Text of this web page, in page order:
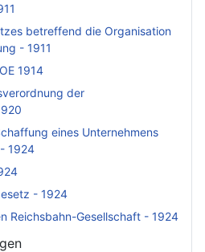
betreffend die Organisation
- 1911
1914
der
eines Unternehmens
1924
- 1924
Reichsbahn-Gesellschaft - 1924